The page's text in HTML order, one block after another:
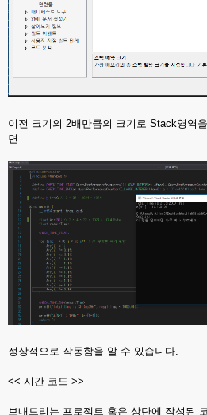
이전 크기의 2배만큼의 크기로 Stack영역
면
정상적으로 작동함을 알 수 있습니다.
<< 시간 코드 >>
보내드리는 프로젝트 혹은 상단에 작성된